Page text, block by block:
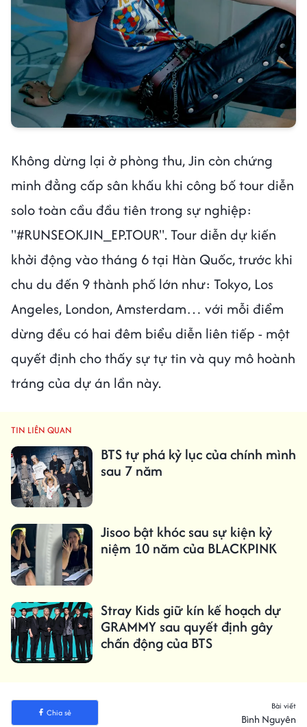
Không dừng lại ở phòng thu, Jin còn chứng
minh đẳng cấp sân khấu khi công bố tour diễn
solo toàn cầu đầu tiên trong sự nghiệp:
"#RUNSEOKJIN_EP.TOUR". Tour diễn dự kiến
khởi động vào tháng 6 tại Hàn Quốc, trước khi
chu du đến 9 thành phố lớn như: Tokyo, Los
Angeles, London, Amsterdam… với mỗi điểm
dừng đều có hai đêm biểu diễn liên tiếp - một
quyết định cho thấy sự tự tin và quy mô hoành
tráng của dự án lần này.
TIN LIÊN QUAN
BTS tự phá kỷ lục của chính mình
sau 7 năm
Jisoo bật khóc sau sự kiện kỷ
niệm 10 năm của BLACKPINK
Stray Kids giữ kín kế hoạch dự
GRAMMY sau quyết định gây
chấn động của BTS
Chia sẻ
Bài viết
Bình Nguyên